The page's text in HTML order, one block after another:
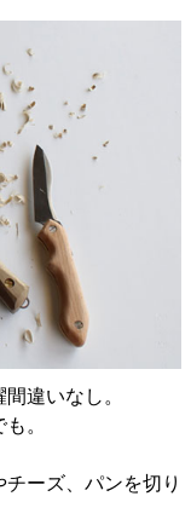
違いなし。
。
ーズ、パンを切り